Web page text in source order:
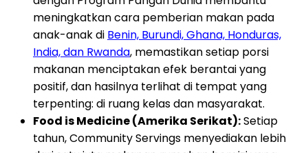
meningkatkan cara pemberian makan pada
anak-anak di Benin, Burundi, Ghana, Honduras,
India, dan Rwanda, memastikan setiap porsi
makanan menciptakan efek berantai yang
positif, dan hasilnya terlihat di tempat yang
terpenting: di ruang kelas dan masyarakat.
Food is Medicine (Amerika Serikat):Setiap
tahun, Community Servings menyediakan lebih